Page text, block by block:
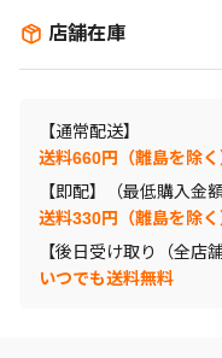
店舗在庫
【通常配送】
送料660円（離島を除
【即配】（最低購入金
送料330円（離島を除
【後日受け取り（全店舗
いつでも送料無料